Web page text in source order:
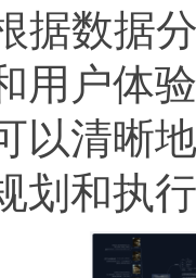
据数据
用户体
以清晰
划和执